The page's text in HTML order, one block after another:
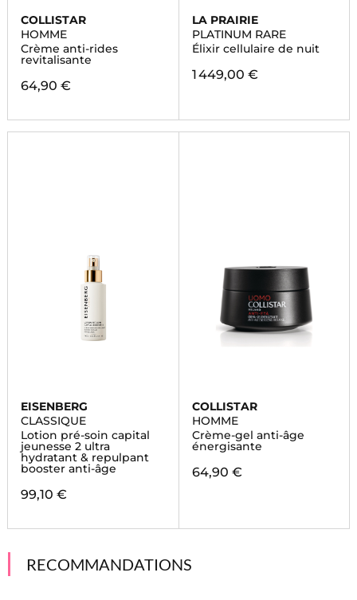
COLLISTAR
HOMME
Crème anti-rides
revitalisante
64,90 €
LA PRAIRIE
PLATINUM RARE
Élixir cellulaire de nuit
1 449,00 €
EISENBERG
CLASSIQUE
Lotion pré-soin capital
jeunesse 2 ultra
hydratant & repulpant
booster anti-âge
99,10 €
COLLISTAR
HOMME
Crème-gel anti-âge
énergisante
64,90 €
RECOMMANDATIONS